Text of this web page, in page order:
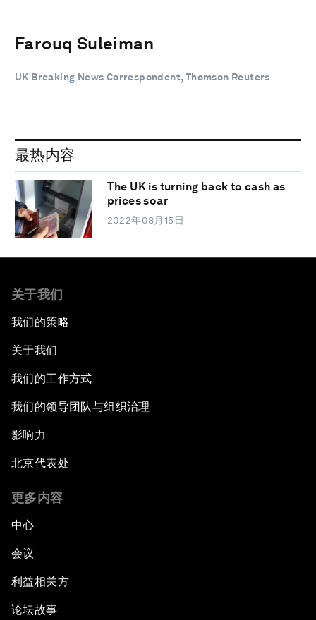
Farouq Suleiman
UK Breaking News Correspondent, Thomson Reuters
最热内容
The UK is turning back to cash as
prices soar
2022年08月15日
关于我们
我们的策略
关于我们
我们的工作方式
我们的领导团队与组织治理
影响力
北京代表处
更多内容
中心
会议
利益相关方
论坛故事